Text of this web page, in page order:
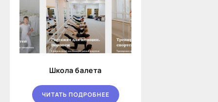
Школа балета
ЧИТАТЬ ПОДРОБНЕЕ